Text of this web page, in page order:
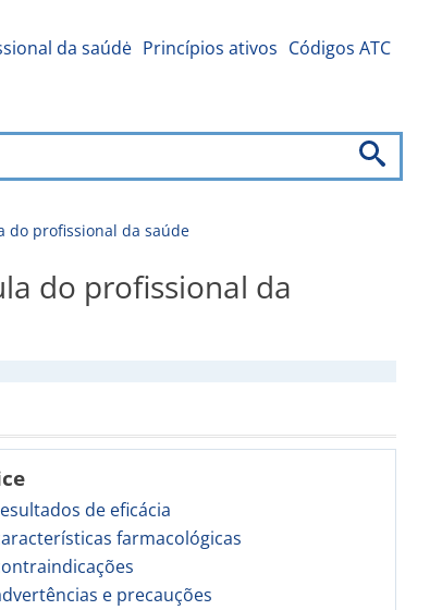
da saúdė Princípios ativos Códigos ATC
do profissional da saúde
do profissional da
de eficácia
farmacológicas
e precauções